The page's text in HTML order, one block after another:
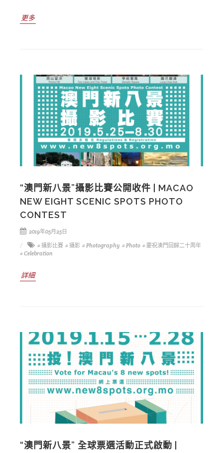
更多
“澳門新八景”攝影比賽公開收件 | MACAO
NEW EIGHT SCENIC SPOTS PHOTO
CONTEST
2019年05月25日
# 攝影比賽 # 攝影 # Photography # Photo # 慶祝澳門回歸二十周年
# Celebration
詳細
“澳門新八景” 全球票選活動正式啟動 |